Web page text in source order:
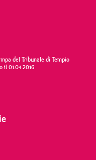
del Tribunale di Tempio
il 01.04.2016